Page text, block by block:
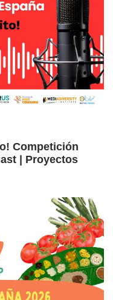
Competición
| Proyectos